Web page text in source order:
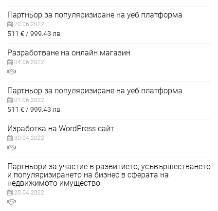
Партньор за популяризиране на уеб платформа
20.06.2022
511 € 999.43 лв.
Разработване на онлайн магазин
04.06.2022
Партньор за популяризиране на уеб платформа
01.06.2022
511 € 999.43 лв.
Изработка на WordPress сайт
30.04.2022
Партньори за участие в развитието, усъвършестването
и популяризирането на бизнес в сферата на
недвижимото имущество
20.04.2022